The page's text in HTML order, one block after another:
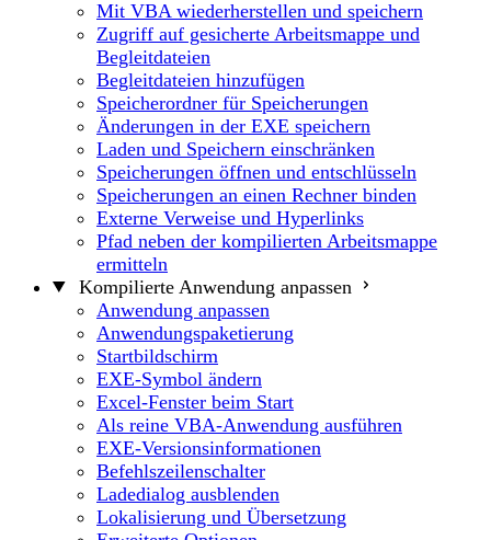
Mit VBA wiederherstellen und speichern
Zugriff auf gesicherte Arbeitsmappe und
Begleitdateien
Begleitdateien hinzufügen
Speicherordner für Speicherungen
Änderungen in der EXE speichern
Laden und Speichern einschränken
Speicherungen öffnen und entschlüsseln
Speicherungen an einen Rechner binden
Externe Verweise und Hyperlinks
Pfad neben der kompilierten Arbeitsmappe
ermitteln
Kompilierte Anwendung anpassen
Anwendung anpassen
Anwendungspaketierung
Startbildschirm
EXE-Symbol ändern
Excel-Fenster beim Start
Als reine VBA-Anwendung ausführen
EXE-Versionsinformationen
Befehlszeilenschalter
Ladedialog ausblenden
Lokalisierung und Übersetzung